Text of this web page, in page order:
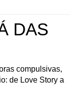
DAS
compulsivas,
de Love Story a